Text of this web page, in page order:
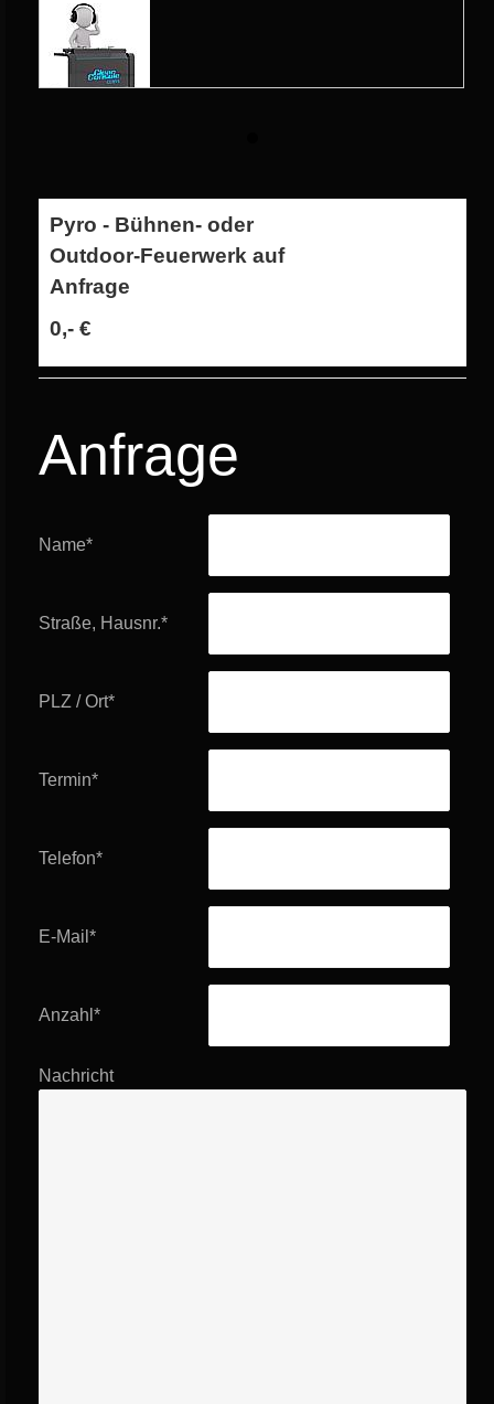
Pyro - Bühnen- oder
Outdoor-Feuerwerk auf
Anfrage
0,- €
Anfrage
Name*
Straße, Hausnr.*
PLZ / Ort*
Termin*
Telefon*
E-Mail *
Anzahl *
Nachricht